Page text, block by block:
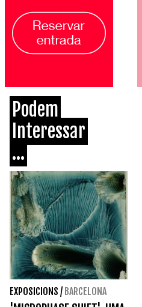
Podem
Interessar
...
EXPOSICIONS / BARCELONA